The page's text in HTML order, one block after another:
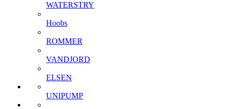
WATERSTRY
Hoobs
ROMMER
VANDJORD
ELSEN
UNIPUMP